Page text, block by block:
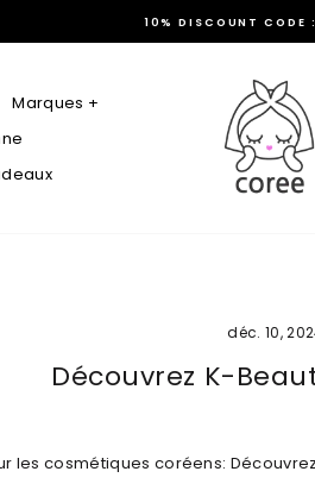
PRODUITS 100%
Marques +
déc. 10,
Découvrez K-
les cosmétiques coréens: